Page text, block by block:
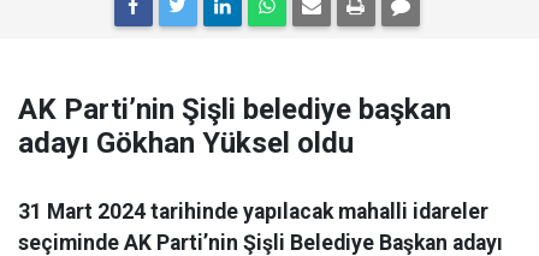
AK Parti’nin Şişli belediye başkan
adayı Gökhan Yüksel oldu
31 Mart 2024 tarihinde yapılacak mahalli idareler
seçiminde AK Parti’nin Şişli Belediye Başkan adayı